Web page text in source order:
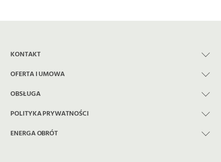
KONTAKT
OFERTA I UMOWA
OBSŁUGA
POLITYKA PRYWATNOŚCI
ENERGA OBRÓT